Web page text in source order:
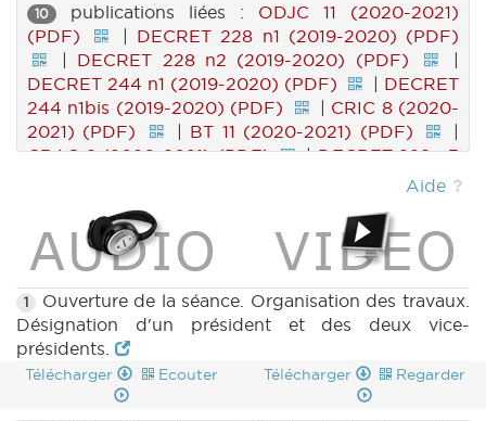
10 publications liées : ODJC 11 (2020-2021)
(PDF)
| DECRET 228 n1 (2019-2020) (PDF)
| DECRET 228 n2 (2019-2020) (PDF)
|
DECRET 244 n1 (2019-2020) (PDF)
| DECRET
244 n1bis (2019-2020) (PDF)
| CRIC 8 (2020-
2021) (PDF)
| BT 11 (2020-2021) (PDF)
|
CRAC 8 (2020-2021) (PDF)
|DECRET 228 n3
DECRET 244 n2 (2019-
Aide
1
Ouverture de la séance. Organisation des travaux.
Désignation d'un président et des deux vice-
présidents.
Télécharger Ecouter Télécharger Regarder